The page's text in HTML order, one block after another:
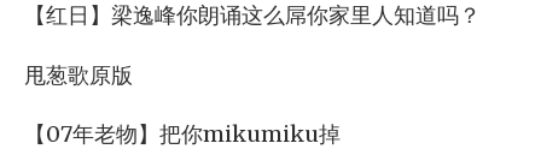
【红日】梁逸峰你朗诵这么屌你家里人知道吗？
甩葱歌原版
【07年老物】把你mikumiku掉